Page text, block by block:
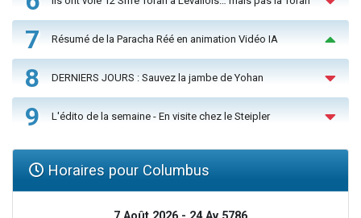
7 Résumé de la Paracha Réé en animation Vidéo IA
8 DERNIERS JOURS : Sauvez la jambe de Yohan
9 L'édito de la semaine - En visite chez le Steipler
Horaires pour Columbus